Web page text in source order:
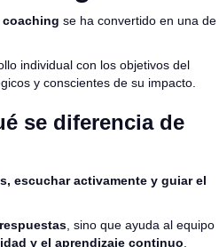
coaching se ha convertido en una de
individual con los objetivos del
y conscientes de su impacto.
se diferencia de
escuchar activamente y guiar el
, sino que ayuda al equipo
y el aprendizaje continuo